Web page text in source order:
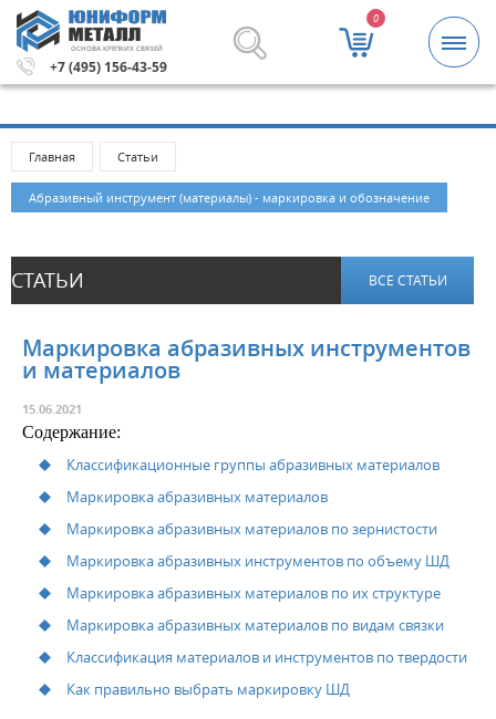
ОСНОВА КРЕПКИХ СВЯЗЕЙ
+7 (495) 156-43-59
0
рублей.Метизы и крепежные изделия оптом.
Главная Статьи
Абразивный инструмент (материалы) - маркировка и обозначение
СТАТЬИ ВСЕ СТАТЬИ
Маркировка абразивных инструментов
и материалов
15.06.2021
Cодержание:
Классификационные группы абразивных материалов
Маркировка абразивных материалов
Маркировка абразивных материалов по зернистости
Маркировка абразивных инструментов по объему ШД
Маркировка абразивных материалов по их структуре
Маркировка абразивных материалов по видам связки
Классификация материалов и инструментов по твердости
Как правильно выбрать маркировку ШД